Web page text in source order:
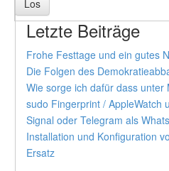
Letzte Beiträge
Frohe Festtage und ein gutes
Die Folgen des
Wie sorge ich dafür dass unter
sudo Fingerprint / AppleWatch
Signal oder Telegram als
Installation und Konfiguration
Ersatz